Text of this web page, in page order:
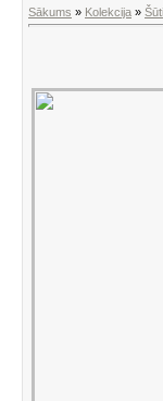
Sākums » Kolekcija »